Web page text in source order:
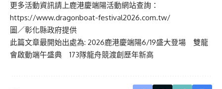
更多活動資訊請上鹿港慶端陽活動網站查詢：
https://www.dragonboat-festival2026.com.tw/
圖／彰化縣政府提供
此篇文章最開始出處為: 2026鹿港慶端陽6/19盛大登場 雙龍
會啟動端午盛典 173隊龍舟競渡創歷年新高